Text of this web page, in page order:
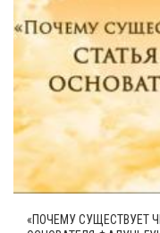
«ПОЧЕМУ СУЩЕСТВУЕТ